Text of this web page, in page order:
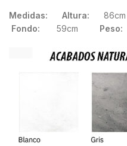
Medidas: Altura:
Fondo:
59cm Peso: